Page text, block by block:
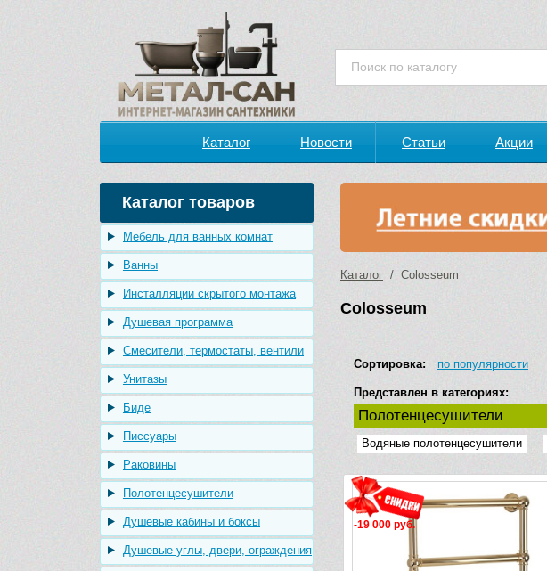
Каталог Новости Статьи Акции
Каталог товаров
Мебель для ванных комнат
Ванны
Инсталляции скрытого монтажа
Душевая программа
Смесители, термостаты, вентили
Унитазы
Биде
Писсуары
Раковины
Полотенцесушители
Душевые кабины и боксы
Душевые углы, двери, ограждения
Каталог / Colosseum
Colosseum
Сортировка: по популярности
Представлен в категориях:
Полотенцесушители
Водяные полотенцесушители
-19 000 руб.